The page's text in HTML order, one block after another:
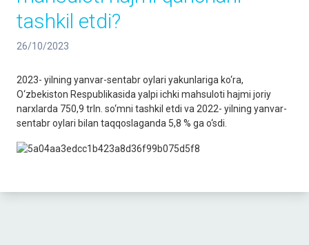
tashkil etdi?
26/10/2023
2023- yilning yanvar-sentabr oylari yakunlariga ko‘ra,
O‘zbekiston Respublikasida yalpi ichki mahsuloti hajmi joriy
narxlarda 750,9 trln. so‘mni tashkil etdi va 2022- yilning yanvar-
sentabr oylari bilan taqqoslaganda 5,8 % ga o‘sdi.